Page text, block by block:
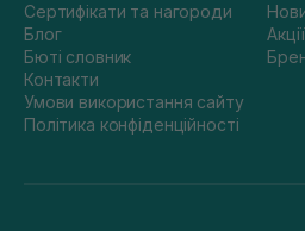
Сертифікати та нагороди
Блог
Бюті словник
Контакти
Умови використання сайту
Політика конфіденційності